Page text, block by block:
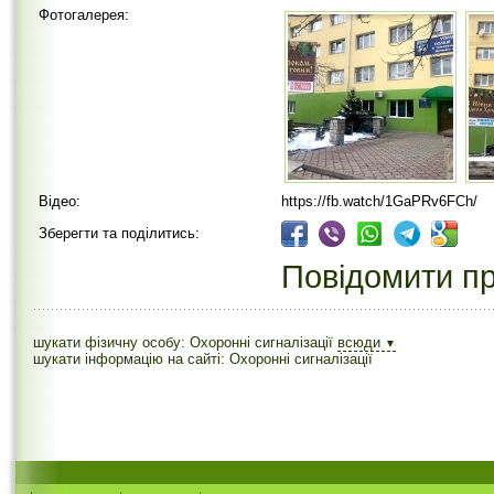
Фотогалерея:
Відео:
https://fb.watch/1GaPRv6FCh/
Зберегти та поділитись:
Повідомити
шукати фізичну особу: Охоронні сигналізації всюди ▼
шукати інформацію на сайті: Охоронні сигналізації